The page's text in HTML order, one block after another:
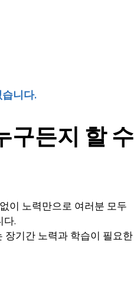
니다.
구든지 할 수
이 노력만으로 여러분 모두
다.
장기간 노력과 학습이 필요한